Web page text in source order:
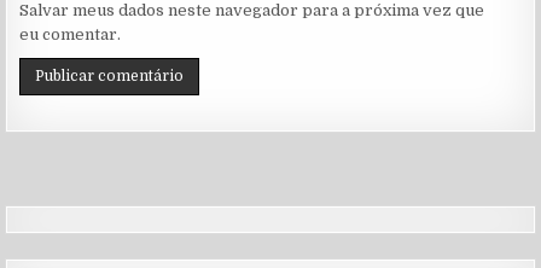
Salvar meus dados neste navegador para a próxima vez que
eu comentar.